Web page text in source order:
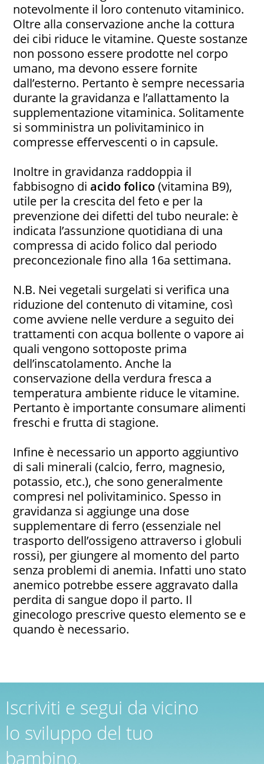
notevolmente il loro contenuto vitaminico.
Oltre alla conservazione anche la cottura
dei cibi riduce le vitamine. Queste sostanze
non possono essere prodotte nel corpo
umano, ma devono essere fornite
dall’esterno. Pertanto è sempre necessaria
durante la gravidanza e l’allattamento la
supplementazione vitaminica. Solitamente
si somministra un polivitaminico in
compresse effervescenti o in capsule.
Inoltre in gravidanza raddoppia il
fabbisogno diacido folico(vitamina B9),
utile per la crescita del feto e per la
prevenzione dei difetti del tubo neurale: è
indicata l’assunzione quotidiana di una
compressa di acido folico dal periodo
preconcezionale fino alla 16a settimana.
N.B. Nei vegetali surgelati si verifica una
riduzione del contenuto di vitamine, così
come avviene nelle verdure a seguito dei
trattamenti con acqua bollente o vapore ai
quali vengono sottoposte prima
dell’inscatolamento. Anche la
conservazione della verdura fresca a
temperatura ambiente riduce le vitamine.
Pertanto è importante consumare alimenti
freschi e frutta di stagione.
Infine è necessario un apporto aggiuntivo
di sali minerali (calcio, ferro, magnesio,
potassio, etc.), che sono generalmente
compresi nel polivitaminico. Spesso in
gravidanza si aggiunge una dose
supplementare di ferro (essenziale nel
trasporto dell’ossigeno attraverso i globuli
rossi), per giungere al momento del parto
senza problemi di anemia. Infatti uno stato
anemico potrebbe essere aggravato dalla
perdita di sangue dopo il parto. Il
ginecologo prescrive questo elemento se e
quando è necessario.
Iscriviti e segui da vicino
lo sviluppo del tuo
bambino.